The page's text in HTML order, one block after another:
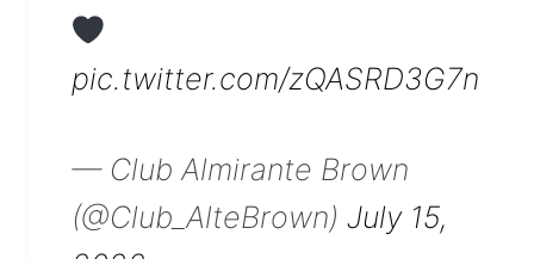
pic.twitter.com/zQASRD3G7n
— Club Almirante Brown
(@Club_AlteBrown) July 15,